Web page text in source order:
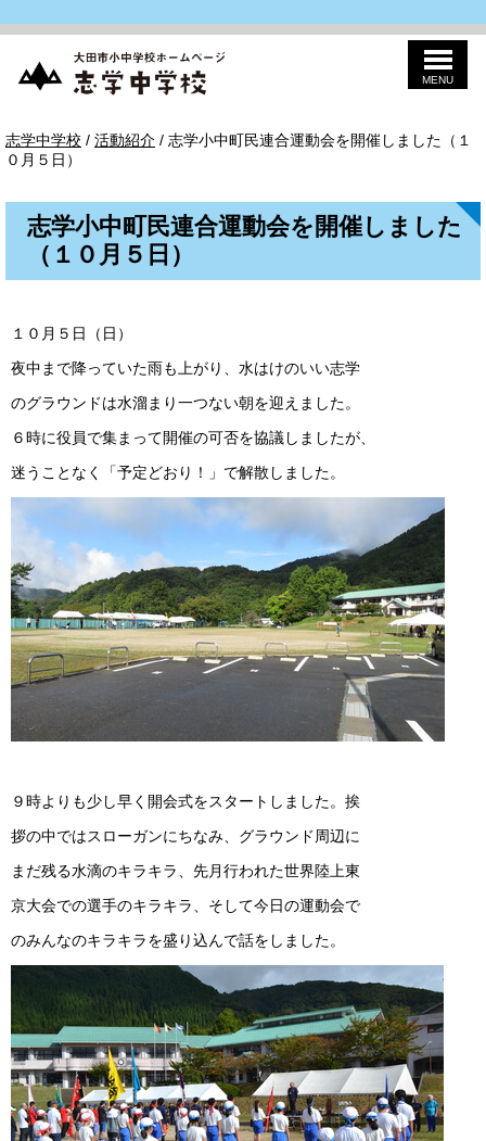
学
中
校
MENU
現
在
位
置：
志学中学校 / 活動紹介 / 志学小中町民連合運動会を開催しました（１
０月５日）
志学小中町民連合運動会を開催しました
（１０月５日）
１０月５日（日）
夜中まで降っていた雨も上がり、水はけのいい志学
のグラウンドは水溜まり一つない朝を迎えました。
６時に役員で集まって開催の可否を協議しましたが、
迷うことなく「予定どおり！」で解散しました。
９時よりも少し早く開会式をスタートしました。挨
拶の中ではスローガンにちなみ、グラウンド周辺に
まだ残る水滴のキラキラ、先月行われた世界陸上東
京大会での選手のキラキラ、そして今日の運動会で
のみんなのキラキラを盛り込んで話をしました。